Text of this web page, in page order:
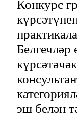
Конкурс
эш белән